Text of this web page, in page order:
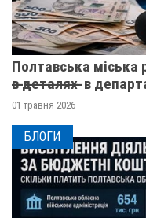
Полтавська міська
в̶ ̶д̶е̶т̶а̶л̶я̶х̶ ̶ в
01 травня 2026
БЛОГИ